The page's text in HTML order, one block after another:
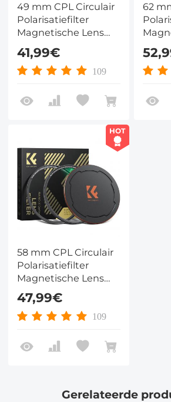
49 mm CPL Circulair
Polarisatiefilter
Magnetische Lens
Filter HD Waterdicht
Anti Kras
Antireflecterend
41,99€
109
62
Filter
Anti
HOT
58 mm CPL Circulair
Polarisatiefilter
Magnetische Lens
Filter HD Waterdicht
Anti Kras
Antireflecterend
47,99€
109
Gerelateerde